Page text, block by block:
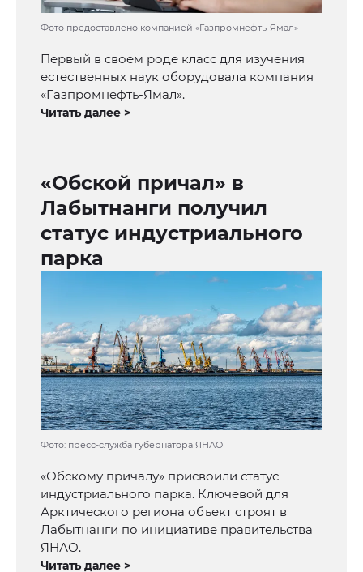
Фото предоставлено компанией «Газпромнефть-Ямал»
Первый в своем роде класс для изучения
естественных наук оборудовала компания
«Газпромнефть-Ямал».
Читать далее >
«Обской причал» в
Лабытнанги получил
статус индустриального
парка
Фото: пресс-служба губернатора ЯНАО
«Обскому причалу» присвоили статус
индустриального парка. Ключевой для
Арктического региона объект строят в
Лабытнанги по инициативе правительства
ЯНАО.
Читать далее >